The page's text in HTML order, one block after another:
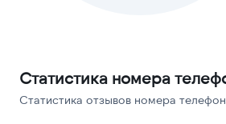
Статистика номера
Статистика отзывов номера